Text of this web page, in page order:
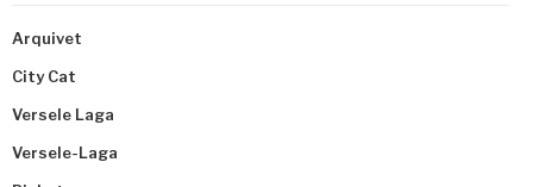
Arquivet
City Cat
Versele Laga
Versele-Laga